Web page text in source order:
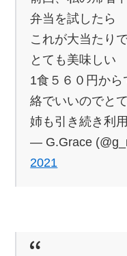
弁当を試したら
これが大当たり
とても美味しい
1食５６０円か
絡でいいのでと
姉も引き続き利用
— G.Grace
2021